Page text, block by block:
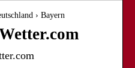
› Bayern